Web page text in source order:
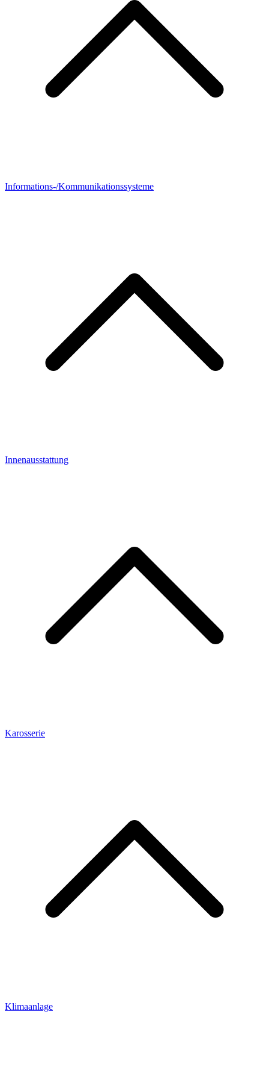
Informations-/Kommunikationssysteme
Innenausstattung
Karosserie
Klimaanlage